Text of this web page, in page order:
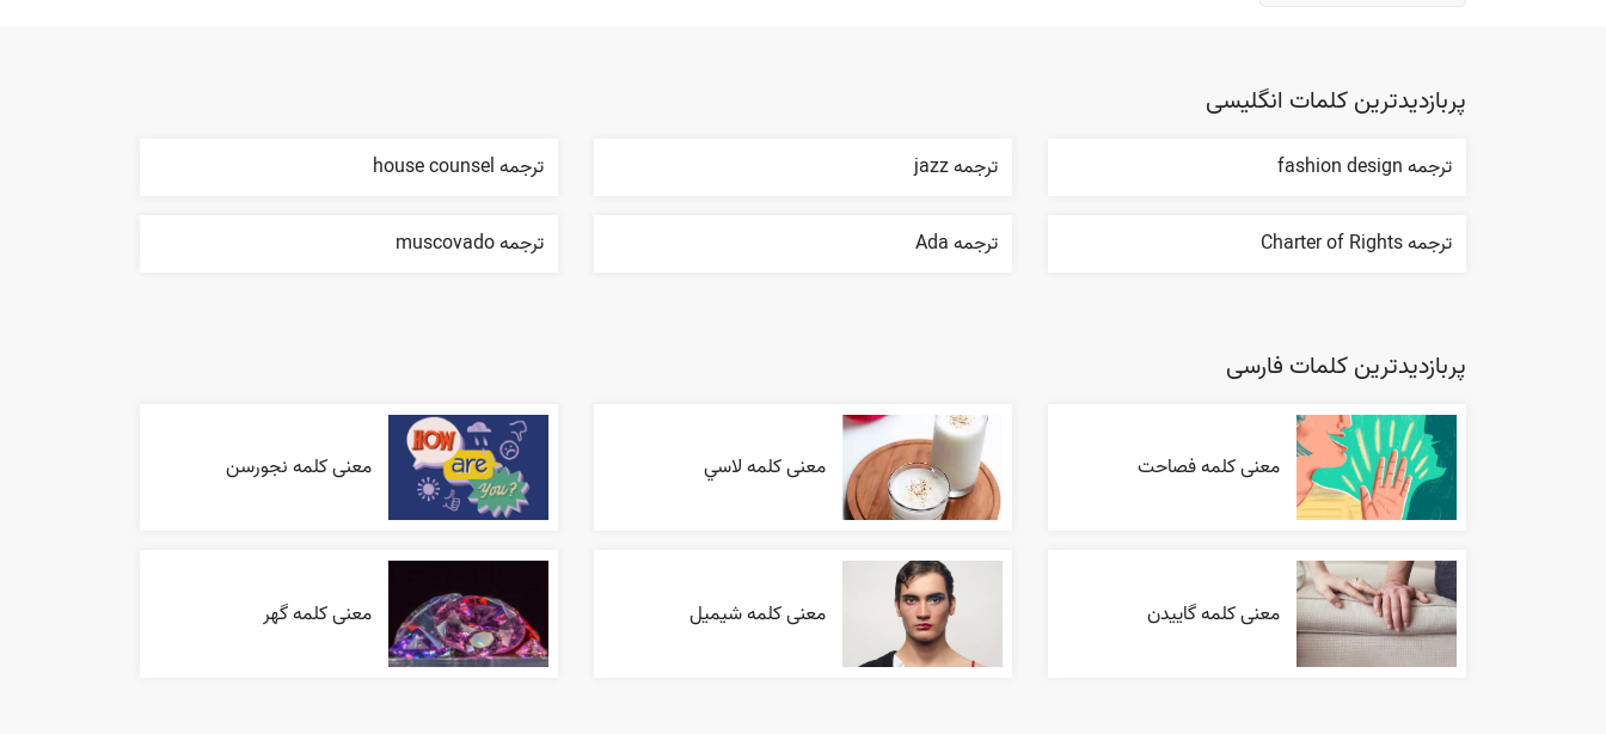
پربازدیدترین کلمات انگلیسی
ترجمه fashion design ترجمه jazz ترجمه house counsel
ترجمه Charter of Rights ترجمه Ada ترجمه muscovado
پربازدیدترین کلمات فارسی
معنی کلمه فصاحت معنی کلمه لاسي معنی کلمه نجورسن
معنی کلمه گاییدن معنی کلمه شیمیل معنی کلمه گهر